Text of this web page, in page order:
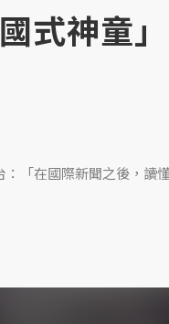
式神童
「在國際新聞之後，讀